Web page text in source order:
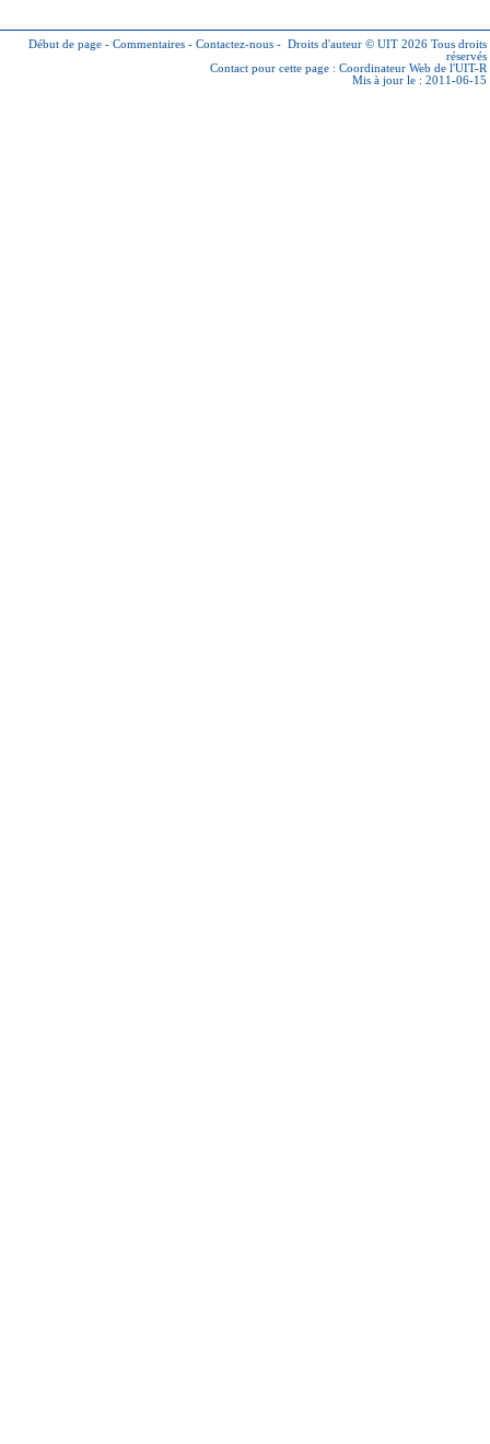
Début de page - Commentaires - Contactez-nous - Droits d'auteur © UIT 2026 Tous droits
réservés
Contact pour cette page : Coordinateur Web de l'UIT-R
Mis à jour le : 2011-06-15